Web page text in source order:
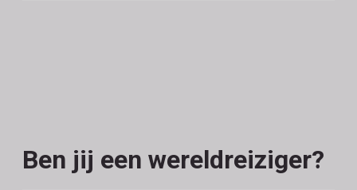
Ben jij een wereldreiziger?